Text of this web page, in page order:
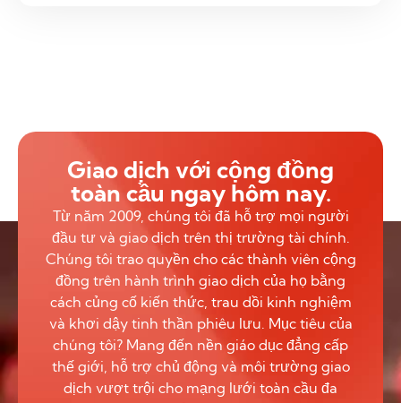
Giao dịch với cộng đồng
toàn cầu ngay hôm nay.
Từ năm 2009, chúng tôi đã hỗ trợ mọi người
đầu tư và giao dịch trên thị trường tài chính.
Chúng tôi trao quyền cho các thành viên cộng
đồng trên hành trình giao dịch của họ bằng
cách củng cố kiến thức, trau dồi kinh nghiệm
và khơi dậy tinh thần phiêu lưu. Mục tiêu của
chúng tôi? Mang đến nền giáo dục đẳng cấp
thế giới, hỗ trợ chủ động và môi trường giao
dịch vượt trội cho mạng lưới toàn cầu đa